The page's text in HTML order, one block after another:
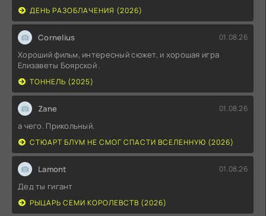
ДЕНЬ РАЗОБЛАЧЕНИЯ (2026)
Cornelius 01.08.26
Хороший фильм, интересный сюжет, и хорошая игра
Елизаветы Боярской .
ТОННЕЛЬ (2025)
Zane 01.08.26
а чего. Прикольный.
СТЮАРТ БЛУМ НЕ СМОГ СПАСТИ ВСЕЛЕННУЮ (2026)
Lamont 01.08.26
Дед ты гигант
РЫЦАРЬ СЕМИ КОРОЛЕВСТВ (2026)